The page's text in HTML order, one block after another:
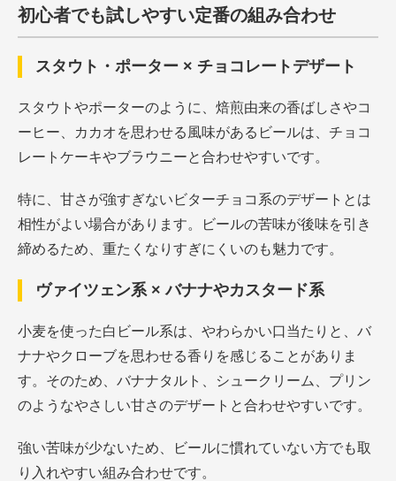
初心者でも試しやすい定番の組み合わせ
スタウト・ポーター × チョコレートデザート
スタウトやポーターのように、焙煎由来の香ばしさやコ
ーヒー、カカオを思わせる風味があるビールは、チョコ
レートケーキやブラウニーと合わせやすいです。
特に、甘さが強すぎないビターチョコ系のデザートとは
相性がよい場合があります。ビールの苦味が後味を引き
締めるため、重たくなりすぎにくいのも魅力です。
ヴァイツェン系 × バナナやカスタード系
小麦を使った白ビール系は、やわらかい口当たりと、バ
ナナやクローブを思わせる香りを感じることがありま
す。そのため、バナナタルト、シュークリーム、プリン
のようなやさしい甘さのデザートと合わせやすいです。
強い苦味が少ないため、ビールに慣れていない方でも取
り入れやすい組み合わせです。